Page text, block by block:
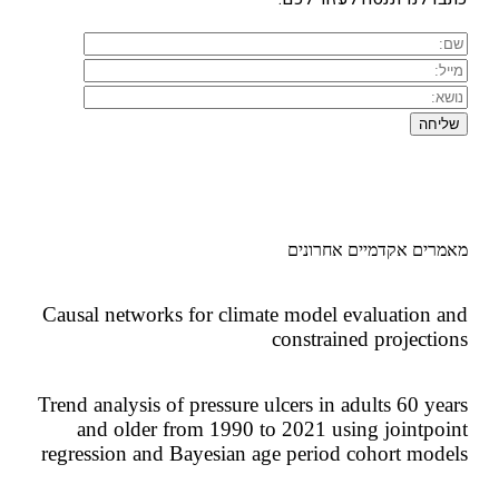
אקדמיים אחרונים
Causal networks for climate model evaluation
constrained
Trend analysis of pressure ulcers in adults 60
and older from 1990 to 2021 using
regression and Bayesian age period cohort